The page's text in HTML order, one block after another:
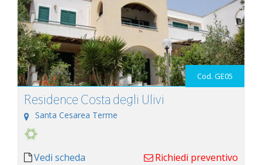
Cod. GE05
Residence Costa degli Ulivi
Santa Cesarea Terme
Vedi scheda Richiedi preventivo